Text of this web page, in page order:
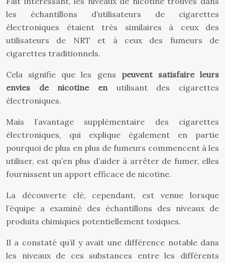
les échantillons d’utilisateurs de cigarettes
électroniques étaient très similaires à ceux des
utilisateurs de NRT et à ceux des fumeurs de
cigarettes traditionnels.
Cela signifie que les gens peuvent satisfaire leurs
envies de nicotine enutilisant des cigarettes
électroniques.
Mais l’avantage supplémentaire des cigarettes
électroniques, qui explique également en partie
pourquoi de plus en plus de fumeurs commencent à les
utiliser, est qu’en plus d’aider à arrêter de fumer, elles
fournissent un apport efficace de nicotine.
La découverte clé, cependant, est venue lorsque
l’équipe a examiné des échantillons des niveaux de
produits chimiques potentiellement toxiques.
Il a constaté qu’il y avait une différence notable dans
les niveaux de ces substances entre les différents